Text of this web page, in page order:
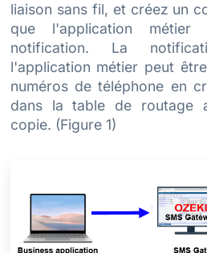
liaison sans fil, et créez un
que l'application métier
notification. La
l'application métier peut
numéros de téléphone en
dans la table de routage
copie. (Figure 1)